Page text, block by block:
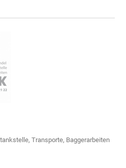
Transporte, Baggerarbeiten